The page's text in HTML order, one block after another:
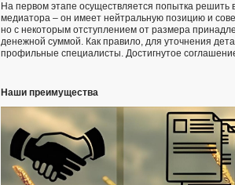
На первом этапе осуществляется попытка решить
медиатора – он имеет нейтральную позицию и
но с некоторым отступлением от размера
денежной суммой. Как правило, для уточнения
профильные специалисты. Достигнутое
Наши преимущества